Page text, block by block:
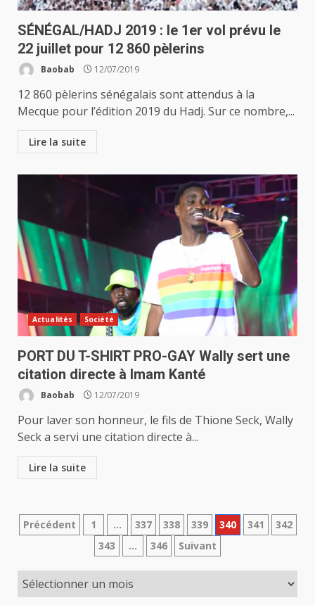
SÉNÉGAL/HADJ 2019 : le 1er vol prévu le
22 juillet pour 12 860 pèlerins
Baobab 12/07/2019
12 860 pèlerins sénégalais sont attendus à la
Mecque pour l’édition 2019 du Hadj. Sur ce nombre,...
Lire la suite
Actualités Société
PORT DU T-SHIRT PRO-GAY Wally sert une
citation directe à Imam Kanté
Baobab 12/07/2019
Pour laver son honneur, le fils de Thione Seck, Wally
Seck a servi une citation directe à...
Lire la suite
Pagination
publications
Précédent 1 … 337 338 339 340 341
342
343
… 346 Suivant